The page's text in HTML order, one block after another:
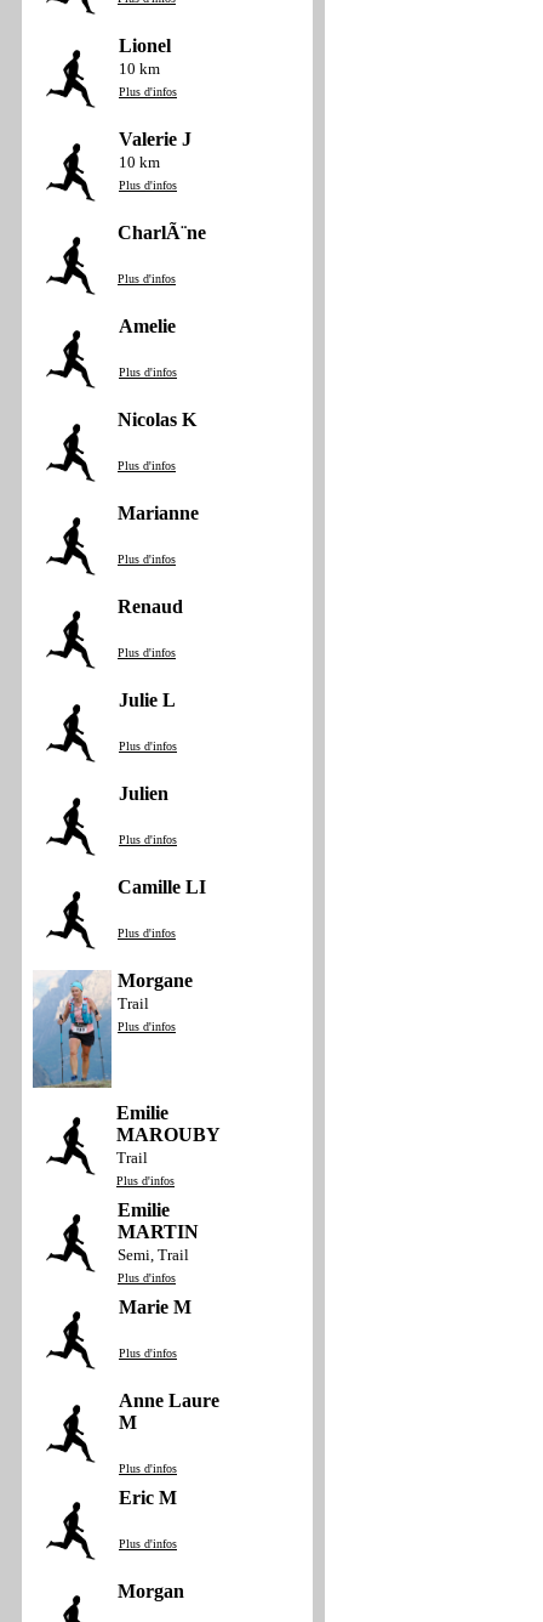
Lionel
10 km
Plus d'infos
Valerie J
10 km
Plus d'infos
CharlÃ¨ne
Plus d'infos
Amelie
Plus d'infos
Nicolas K
Plus d'infos
Marianne
Plus d'infos
Renaud
Plus d'infos
Julie L
Plus d'infos
Julien
Plus d'infos
Camille LI
Plus d'infos
Morgane
Trail
Plus d'infos
Emilie
MAROUBY
Trail
Plus d'infos
Emilie
MARTIN
Semi, Trail
Plus d'infos
Marie M
Plus d'infos
Anne Laure
M
Plus d'infos
Eric M
Plus d'infos
Morgan